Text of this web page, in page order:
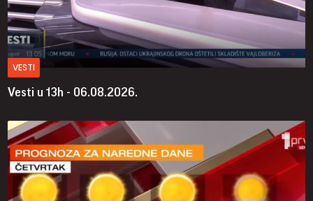
VESTI
Vesti u 13h - 06.08.2026.